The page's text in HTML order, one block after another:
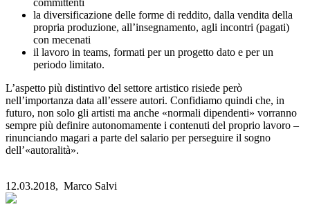
committenti
la diversificazione delle forme di reddito, dalla vendita della
propria produzione, all’insegnamento, agli incontri (pagati)
con mecenati
il lavoro in teams, formati per un progetto dato e per un
periodo limitato.
L’aspetto più distintivo del settore artistico risiede però
nell’importanza data all’essere autori. Confidiamo quindi che, in
futuro, non solo gli artisti ma anche «normali dipendenti» vorranno
sempre più definire autonomamente i contenuti del proprio lavoro –
rinunciando magari a parte del salario per perseguire il sogno
dell’«autoralità».
12.03.2018, Marco Salvi